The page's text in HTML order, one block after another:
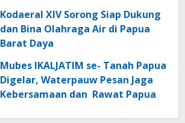
Kodaeral XIV Sorong Siap Dukung
dan Bina Olahraga Air di Papua
Barat Daya
Mubes IKALJATIM se- Tanah Papua
Digelar, Waterpauw Pesan Jaga
Kebersamaan dan Rawat Papua